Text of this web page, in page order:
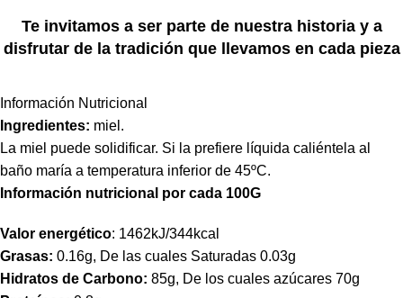
Te invitamos a ser parte de nuestra historia y a
disfrutar de la tradición que llevamos en cada pieza
Información Nutricional
Ingredientes: miel.
La miel puede solidificar. Si la prefiere líquida caliéntela al
baño maría a temperatura inferior de 45ºC.
Información nutricional por cada 100G
Valor energético: 1462kJ/344kcal
Grasas: 0.16g, De las cuales Saturadas 0.03g
Hidratos de Carbono: 85g, De los cuales azúcares 70g